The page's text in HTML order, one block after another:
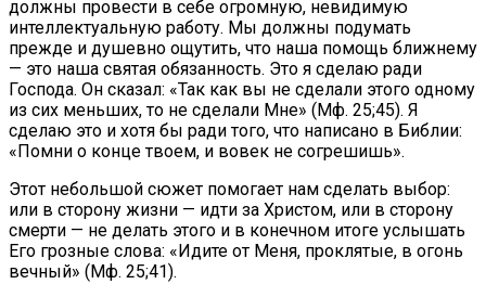
должны провести в себе огромную, невидимую
интеллектуальную работу. Мы должны подумать
прежде и душевно ощутить, что наша помощь ближнему
— это наша святая обязанность. Это я сделаю ради
Господа. Он сказал: «Так как вы не сделали этого одному
из сих меньших, то не сделали Мне» (Мф. 25;45). Я
сделаю это и хотя бы ради того, что написано в Библии:
«Помни о конце твоем, и вовек не согрешишь».
Этот небольшой сюжет помогает нам сделать выбор:
или в сторону жизни — идти за Христом, или в сторону
смерти — не делать этого и в конечном итоге услышать
Его грозные слова: «Идите от Меня, проклятые, в огонь
вечный» (Мф. 25;41).